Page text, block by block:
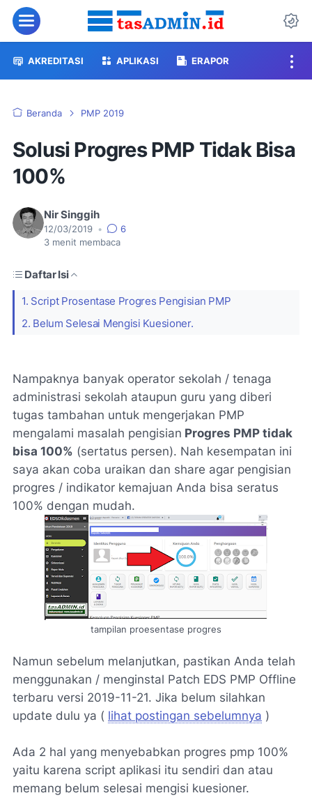
Menu
AKREDITASI APLIKASI ERAPOR
Beranda PMP 2019
Solusi Progres PMP Tidak Bisa
100%
Nir Singgih
12/03/2019 •
6
3 menit membaca
Daftar Isi
1. Script Prosentase Progres Pengisian PMP
2. Belum Selesai Mengisi Kuesioner.
Nampaknya banyak operator sekolah / tenaga
administrasi sekolah ataupun guru yang diberi
tugas tambahan untuk mengerjakan PMP
mengalami masalah pengisian Progres PMP tidak
bisa 100% (sertatus persen). Nah kesempatan ini
saya akan coba uraikan dan share agar pengisian
progres / indikator kemajuan Anda bisa seratus
100% dengan mudah.
tampilan proesentase progres
Namun sebelum melanjutkan, pastikan Anda telah
menggunakan / menginstal Patch EDS PMP Offline
terbaru versi 2019-11-21. Jika belum silahkan
update dulu ya ( lihat postingan sebelumnya )
Ada 2 hal yang menyebabkan progres pmp 100%
yaitu karena script aplikasi itu sendiri dan atau
memang belum selesai mengisi kuesioner.